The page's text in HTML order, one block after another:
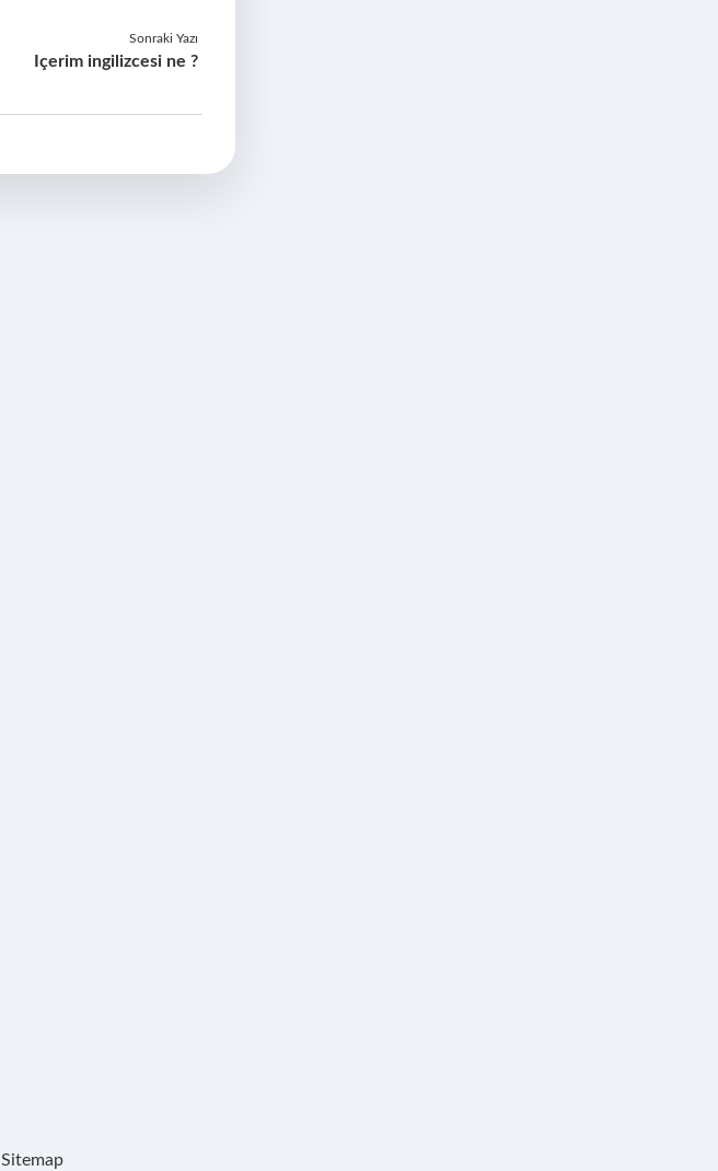
Sonraki Yazı
Içerim ingilizcesi ne ?
Sitemap